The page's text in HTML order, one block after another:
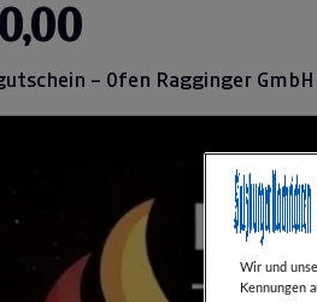
– Ofen Ragginger GmbH
Wir und
Kennungen